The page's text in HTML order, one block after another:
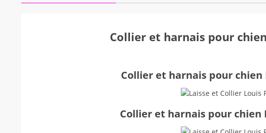
Collier et harnais pour
Collier et harnais pour
Collier et harnais pour chien